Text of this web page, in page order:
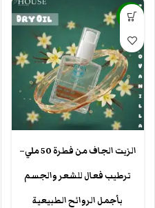
-33%
الزيت الجاف من فطرة 50 ملي–
ترطيب فعال للشعر والجسم
بأجمل الروائح الطبيعية